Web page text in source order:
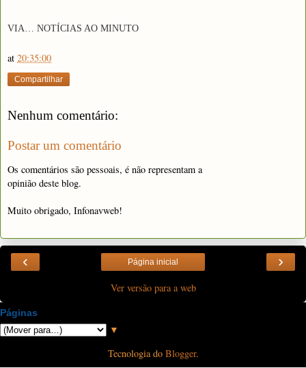
VIA… NOTÍCIAS AO MINUTO
at 20:35:00
Compartilhar
Nenhum comentário:
Postar um comentário
Os comentários são pessoais, é não representam a
opinião deste blog.
Muito obrigado, Infonavweb!
‹ ›
Página inicial
Ver versão para a web
Páginas
▼
Tecnologia do Blogger.